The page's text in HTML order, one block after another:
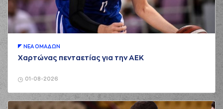
01-08-2026
ΝΕA ΟΜAΔΩΝ
Χαρτώνας πενταετίας για την ΑΕΚ